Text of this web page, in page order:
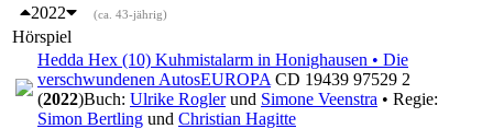
2022
(ca. 43-jährig)
Hörspiel
Hedda Hex (10) Kuhmistalarm in Honighausen • Die
verschwundenen AutosEUROPA CD 19439 97529 2
(2022)Buch: Ulrike Roglerund Simone Veenstra • Regie:
Simon Bertling und Christian Hagitte